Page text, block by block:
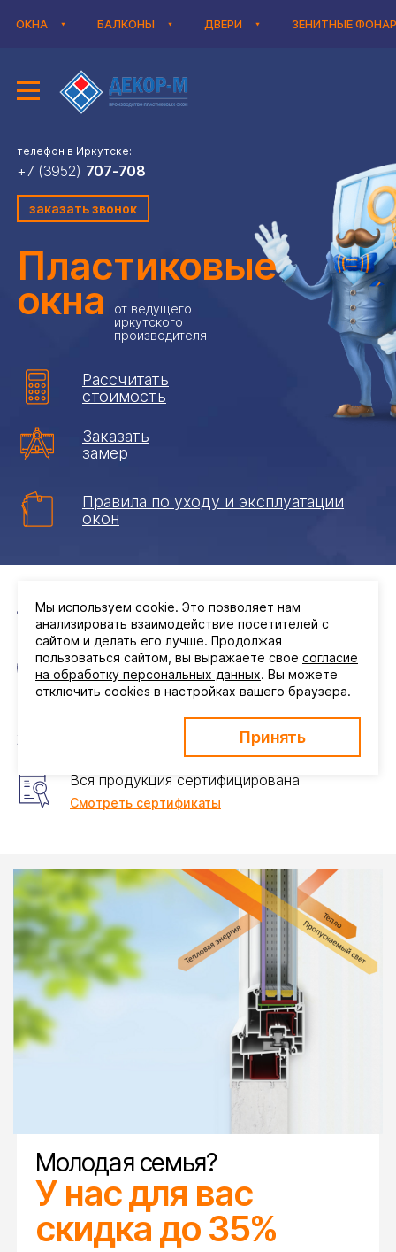
ОКНА БАЛКОНЫ ДВЕРИ ЗЕНИТНЫЕ
телефон в Иркутске:
+7 (3952) 707-708
заказать звонок
Пластиковые
окна
от ведущего
иркутского
производителя
Рассчитать
стоимость
Заказать
замер
Правила по уходу и эксплуатации
окон
Без наценок и посредников
28 лет наши окна служат иркутянам
ПВХ профиль абсолютно безопасен для
Вся продукция сертифицирована
Смотреть сертификаты
Молодая семья?
У нас для вас
скидка до 35%
Мы используем cookie. Это позволяет нам
анализировать взаимодействие посетителей с
сайтом и делать его лучше. Продолжая
пользоваться сайтом, вы выражаете свое согласие
на обработку персональных данных. Вы можете
отключить cookies в настройках вашего браузера.
Принять